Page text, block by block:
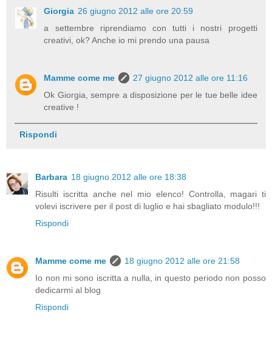
Giorgia 26 giugno 2012 alle ore 20:59
a settembre riprendiamo con tutti i nostri progetti
creativi, ok? Anche io mi prendo una pausa
Mamme come me
27 giugno 2012 alle ore 11:16
Ok Giorgia, sempre a disposizione per le tue belle idee
creative !
Rispondi
Barbara 18 giugno 2012 alle ore 18:38
Risulti iscritta anche nel mio elenco! Controlla, magari ti
volevi iscrivere per il post di luglio e hai sbagliato modulo!!!
Rispondi
Mamme come me
18 giugno 2012 alle ore 21:58
Io non mi sono iscritta a nulla, in questo periodo non posso
dedicarmi al blog
Rispondi